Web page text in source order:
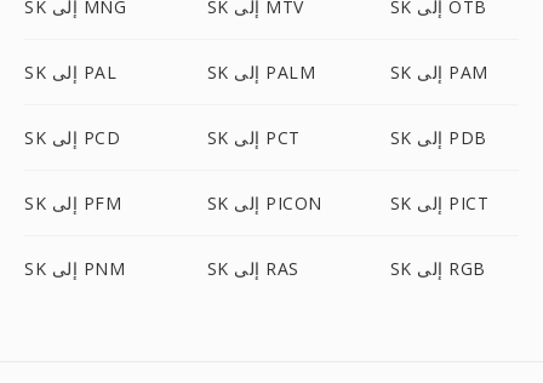
SK إلى MNG SK إلى MTV SK إلى OTB
SK إلى PAL SK إلى PALM SK إلى PAM
SK إلى PCD SK إلى PCT SK إلى PDB
SK إلى PFM SK إلى PICON SK إلى PICT
SK إلى PNM SK إلى RAS SK إلى RGB